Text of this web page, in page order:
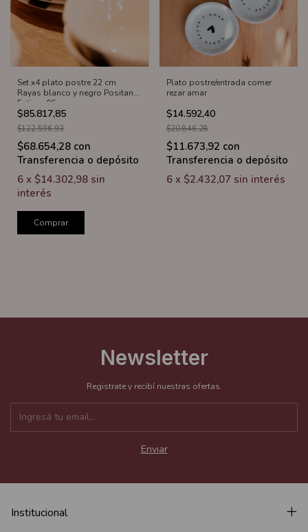
Set x4 plato postre 22 cm
Rayas blanco y negro Positano
Fatima 06
$85.817,85
$122.596,93
$68.654,28 con
Transferencia o depósito
6 x $14.302,98 sin
interés
Comprar
Plato postre/entrada comer
rezar amar
$14.592,40
$20.846,28
$11.673,92 con
Transferencia o depósito
6 x $2.432,07 sin interés
Newsletter
Registrate y recibí nuestras ofertas.
Institucional